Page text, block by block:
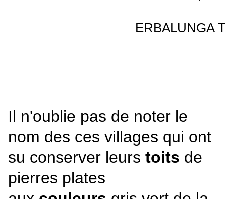
ERBALUNGA
Il n'oublie pas de noter le
nom des ces villages qui ont
su conserver leurs toits de
pierres plates